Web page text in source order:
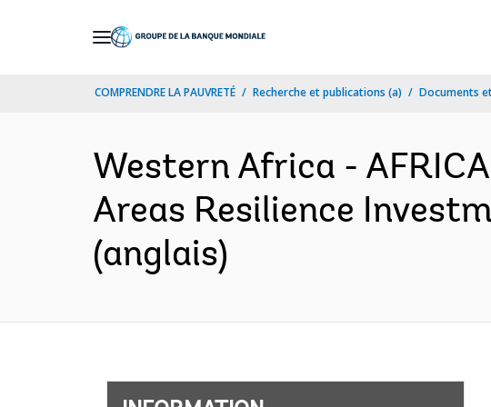
COMPRENDRE LA PAUVRETÉ Recherche et publications (a) Documents
Western Africa -
Areas Resilience
(anglais)